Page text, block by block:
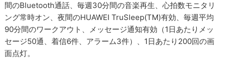
間のBluetooth通話、毎週30分間の音楽再生、心拍数モニタリ
ング常時オン、夜間のHUAWEI TruSleep(TM)有効、毎週平均
90分間のワークアウト、メッセージ通知有効（1日あたりメッ
セージ50通、着信6件、アラーム3件）、1日あたり200回の画
面点灯。